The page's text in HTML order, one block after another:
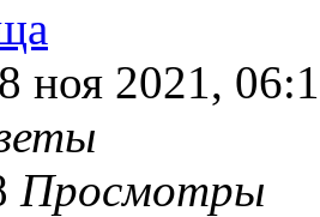
ноя 2021,
Просмотры